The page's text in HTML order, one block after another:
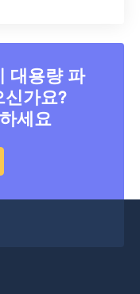
대용량 파
신가요?
세요